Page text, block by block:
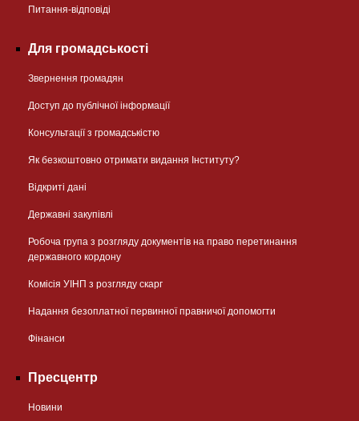
Питання-відповіді
Для громадськості
Звернення громадян
Доступ до публічної інформації
Консультації з громадськістю
Як безкоштовно отримати видання Інституту?
Відкриті дані
Державні закупівлі
Робоча група з розгляду документів на право перетинання
державного кордону
Комісія УІНП з розгляду скарг
Надання безоплатної первинної правничої допомогти
Фінанси
Пресцентр
Новини